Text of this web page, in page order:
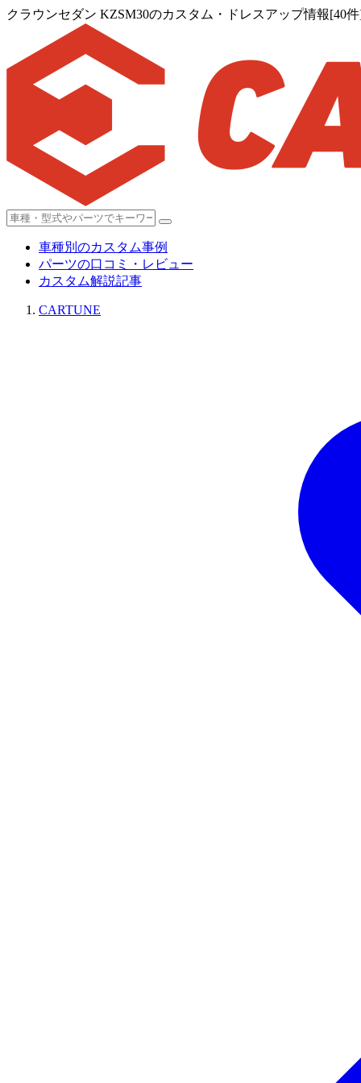
クラウンセダン KZSM30のカスタム・ドレスアップ情報[40
車種別のカスタム事例
パーツの口コミ・レビュー
カスタム解説記事
CARTUNE